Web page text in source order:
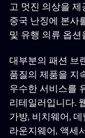
고 멋진 의상을
중국 난징에 본사
및 유행 의류 옵션
대부분의 패션 브
품질의 제품을 지
우수한 서비스를
리테일러입니다.
가방, 비치웨어,
라운지웨어, 액세